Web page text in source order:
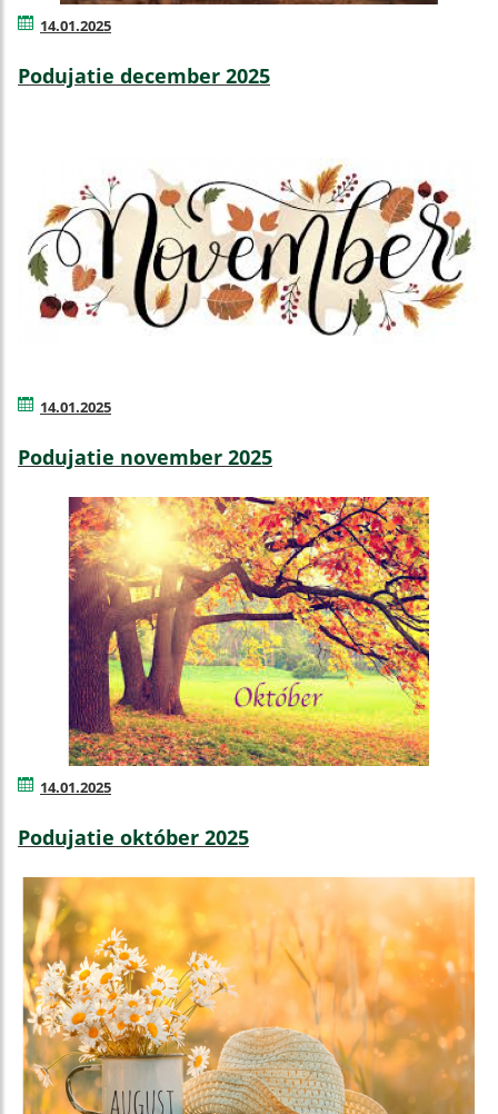
14.01.2025
Podujatie december 2025
14.01.2025
Podujatie november 2025
14.01.2025
Podujatie október 2025